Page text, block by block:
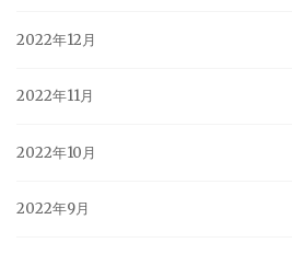
2022年12月
2022年11月
2022年10月
2022年9月